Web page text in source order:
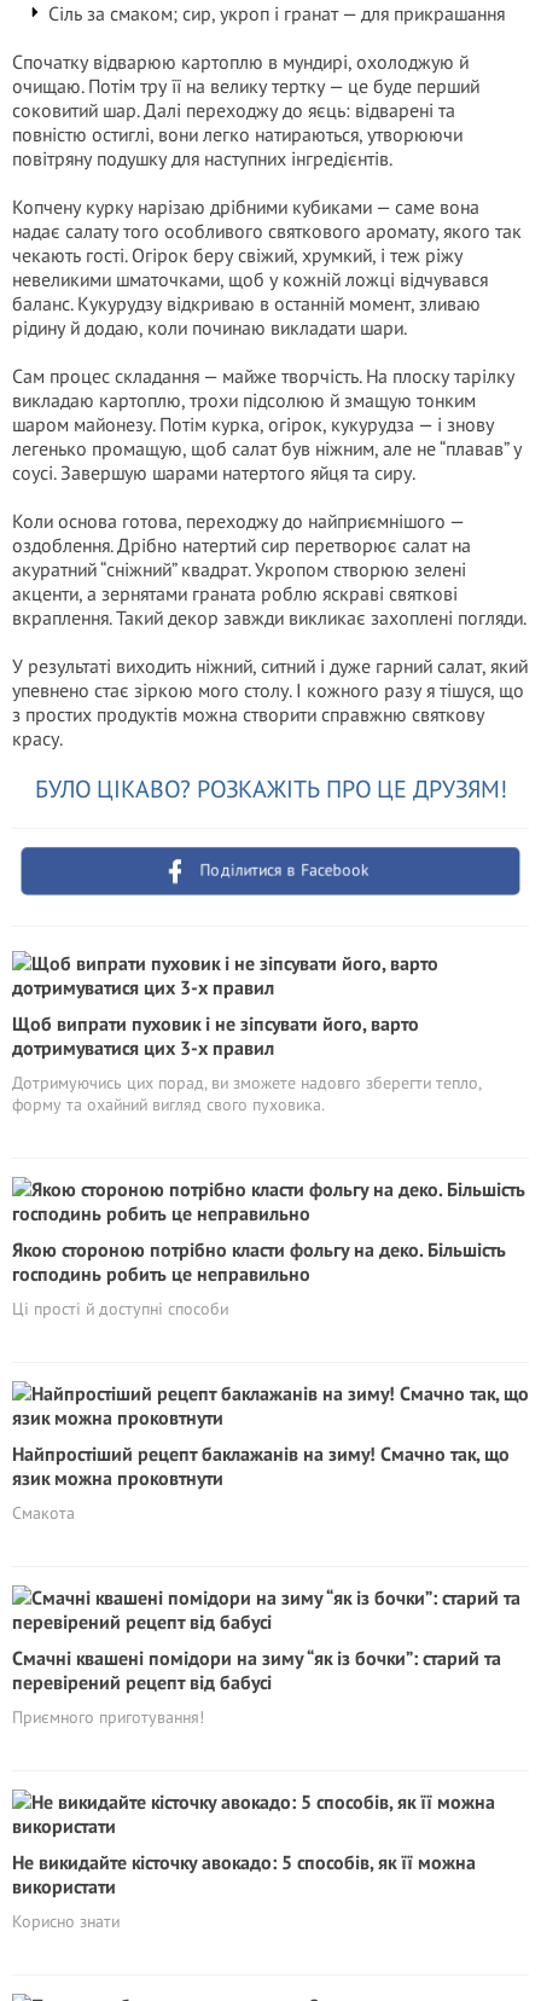
Сіль за смаком; сир, укроп і гранат — для прикрашання
Спочатку відварюю картоплю в мундирі, охолоджую й
очищаю. Потім тру її на велику тертку — це буде перший
соковитий шар. Далі переходжу до яєць: відварені та
повністю остиглі, вони легко натираються, утворюючи
повітряну подушку для наступних інгредієнтів.
Копчену курку нарізаю дрібними кубиками — саме вона
надає салату того особливого святкового аромату, якого так
чекають гості. Огірок беру свіжий, хрумкий, і теж ріжу
невеликими шматочками, щоб у кожній ложці відчувався
баланс. Кукурудзу відкриваю в останній момент, зливаю
рідину й додаю, коли починаю викладати шари.
Сам процес складання — майже творчість. На плоску тарілку
викладаю картоплю, трохи підсолюю й змащую тонким
шаром майонезу. Потім курка, огірок, кукурудза — і знову
легенько промащую, щоб салат був ніжним, але не “плавав” у
соусі. Завершую шарами натертого яйця та сиру.
Коли основа готова, переходжу до найприємнішого —
оздоблення. Дрібно натертий сир перетворює салат на
акуратний “сніжний” квадрат. Укропом створюю зелені
акценти, а зернятами граната роблю яскраві святкові
вкраплення. Такий декор завжди викликає захоплені погляди.
У результаті виходить ніжний, ситний і дуже гарний салат, який
упевнено стає зіркою мого столу. І кожного разу я тішуся, що
з простих продуктів можна створити справжню святкову
красу.
БУЛО ЦІКАВО? РОЗКАЖІТЬ ПРО ЦЕ ДРУЗЯМ!
Поділитися в Facebook
Щоб випрати пуховик і не зіпсувати його, варто
дотримуватися цих 3-х правил
Дотримуючись цих порад, ви зможете надовго зберегти тепло,
форму та охайний вигляд свого пуховика.
Якою стороною потрібно класти фольгу на деко. Більшість
господинь робить це неправильно
Ці прості й доступні способи
Найпростіший рецепт баклажанів на зиму! Смачно так, що
язик можна проковтнути
Смакота
Смачні квашені помідори на зиму “як із бочки”: старий та
перевірений рецепт від бабусі
Приємного приготування!
Не викидайте кісточку авокадо: 5 способів, як її можна
використати
Корисно знати